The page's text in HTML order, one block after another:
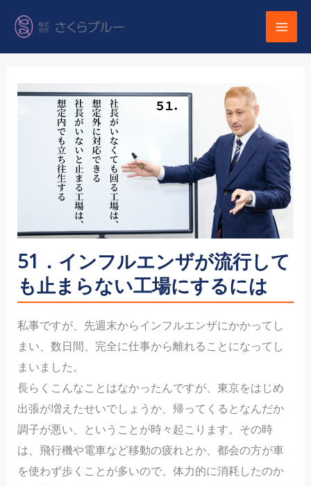
を
51．インフルエンザが流行して
も止まらない工場にするには
私事ですが、先週末からインフルエンザにかかってし
まい、数日間、完全に仕事から離れることになってし
まいました。
長らくこんなことはなかったんですが、東京をはじめ
出張が増えたせいでしょうか、帰ってくるとなんだか
調子が悪い、ということが時々起こります。その時
は、飛行機や電車など移動の疲れとか、都会の方が車
を使わず歩くことが多いので、体力的に消耗したのか